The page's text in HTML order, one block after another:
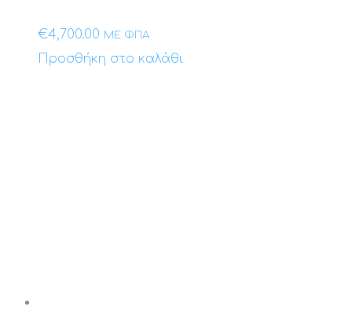
€4,700.00 ΜΕ ΦΠΑ
Προσθήκη στο καλάθι